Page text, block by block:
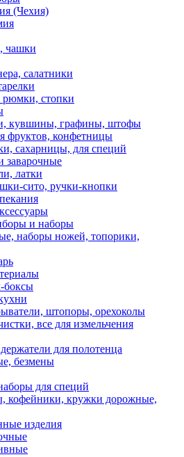
(Чехия)
чашки
салатники
рюмки, стопки
кувшины, графины, штофы
фруктов, конфетницы
сахарницы, для специй
заварочные
латки
сито, ручки-кнопки
и наборы
наборы ножей, топорики,
боксы
штопоры, орехоколы
все для измельчения
для полотенца
безмены
для специй
кофейники, кружки дорожные,
изделия